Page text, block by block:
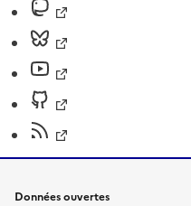
Données ouvertes